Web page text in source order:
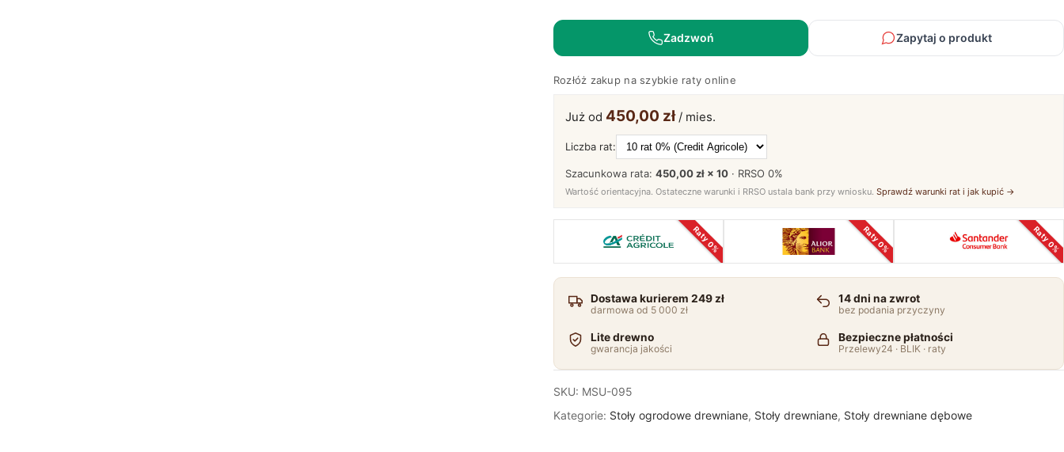
z
Krzyżakiem
Metron
Zadzwoń Zapytaj o produkt
Rozłóż zakup na szybkie raty online
Już od 450,00 zł/ mies.
Liczba rat:
Szacunkowa rata: 450,00 zł × 10· RRSO 0%
Wartość orientacyjna. Ostateczne warunki i RRSO ustala bank przy wniosku. Sprawdź warunki rat i jak kupić →
Raty 0% Raty 0% Raty 0%
Dostawa kurierem 249 zł
darmowa od 5 000 zł
14 dni na zwrot
bez podania przyczyny
Lite drewno
gwarancja jakości
Bezpieczne płatności
Przelewy24 · BLIK · raty
SKU: MSU-095
Kategorie: Stoły ogrodowe drewniane, Stoły drewniane, Stoły drewniane dębowe